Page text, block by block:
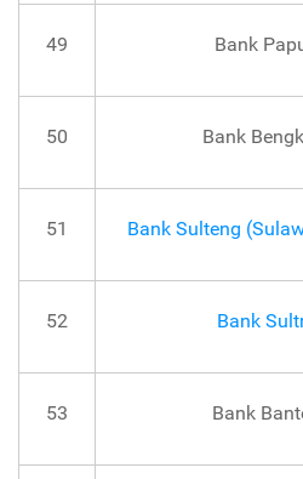
49 Bank
50 Bank
51 Bank Sulteng
52 Bank
53 Bank